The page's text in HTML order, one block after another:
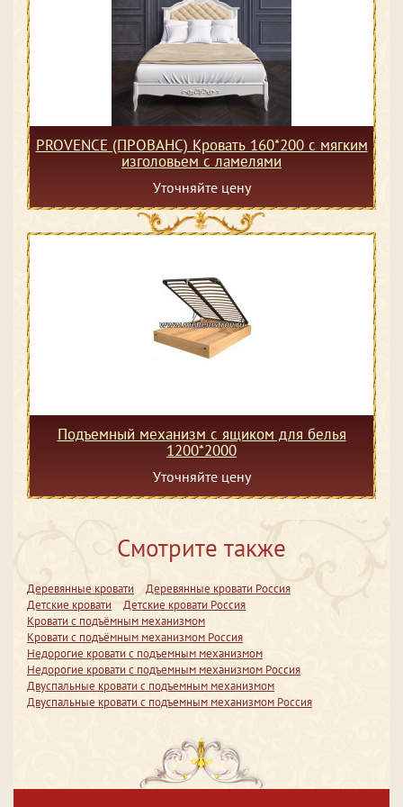
PROVENCE (ПРОВАНС) Кровать 160*200 с мягким
изголовьем с ламелями
Уточняйте цену
Подъемный механизм с ящиком для белья
1200*2000
Уточняйте цену
Смотрите также
Деревянные кровати
Деревянные кровати Россия
Детские кровати
Детские кровати Россия
Кровати с подъёмным механизмом
Кровати с подъёмным механизмом Россия
Недорогие кровати с подъемным механизмом
Недорогие кровати с подъемным механизмом Россия
Двуспальные кровати с подъемным механизмом
Двуспальные кровати с подъемным механизмом Россия